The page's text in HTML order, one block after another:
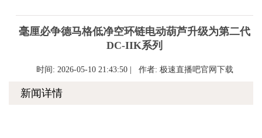
毫厘必争德马格低净空环链电动葫芦升级为第二代
DC-IIK系列
时间: 2026-05-10 21:43:50 | 作者: 极速直播吧官网下载
新闻详情